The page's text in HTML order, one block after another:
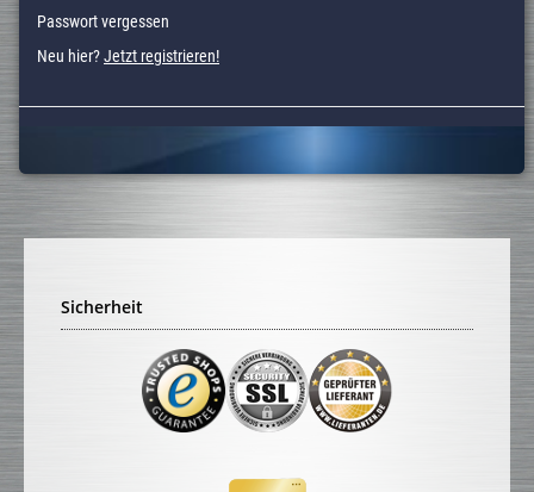
Passwort vergessen
Neu hier?Jetzt registrieren!
Sicherheit